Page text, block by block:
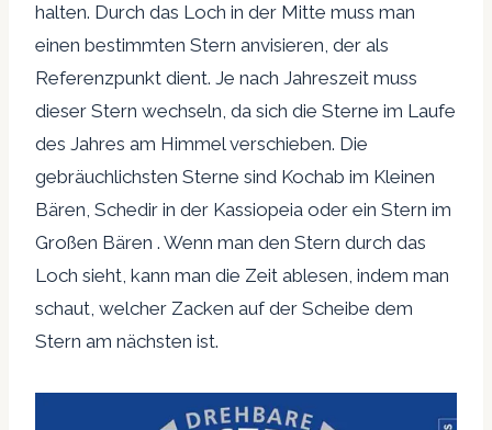
halten. Durch das Loch in der Mitte muss man
einen bestimmten Stern anvisieren, der als
Referenzpunkt dient. Je nach Jahreszeit muss
dieser Stern wechseln, da sich die Sterne im Laufe
des Jahres am Himmel verschieben. Die
gebräuchlichsten Sterne sind Kochab im Kleinen
Bären, Schedir in der Kassiopeia oder ein Stern im
Großen Bären . Wenn man den Stern durch das
Loch sieht, kann man die Zeit ablesen, indem man
schaut, welcher Zacken auf der Scheibe dem
Stern am nächsten ist.